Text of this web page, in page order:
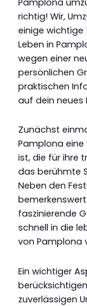
richtig! Wir,
einige wichtige
Leben in
wegen einer
persönlichen
praktischen
auf dein neues
Zunächst
Pamplona
ist, die für ihre
das berühmte
Neben den
faszinierende
schnell in die
von Pamplona
Ein wichtiger
zuverlässigen